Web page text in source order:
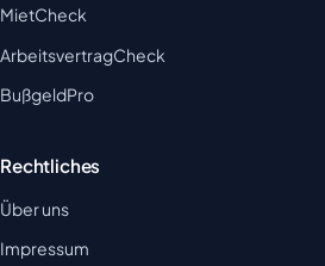
MietCheck
ArbeitsvertragCheck
BußgeldPro
Rechtliches
Über uns
Impressum